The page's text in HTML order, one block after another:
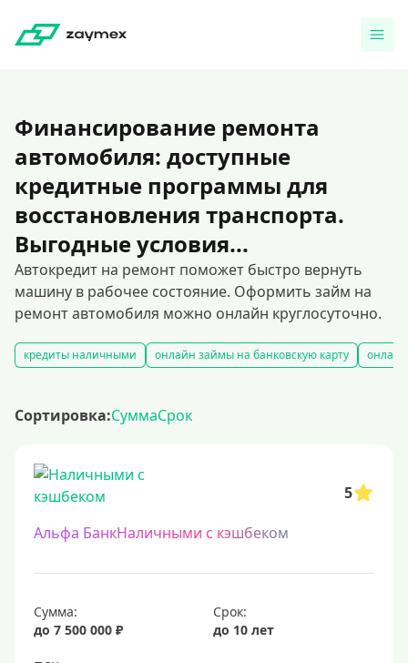
Финансирование ремонта
автомобиля: доступные
кредитные программы для
восстановления транспорта.
Выгодные условия...
Автокредит на ремонт поможет быстро вернуть
машину в рабочее состояние. Оформить займ на
ремонт автомобиля можно онлайн круглосуточно.
кредиты наличными онлайн займы на банковскую карту
Сортировка:СуммаСрок
5
Альфа БанкНаличными с кэшбеком
Сумма:
до 7 500 000 ₽
Срок:
до 10 лет